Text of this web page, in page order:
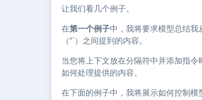
让我们看几个例子。
在第一个例子中，我将要求模型总结
（“`）之间提到的内容。
当您将上下文放在分隔符中并添加指
如何处理提供的内容。
在下面的例子中，我将展示如何控制